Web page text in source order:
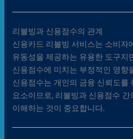
리볼빙과 신용점수의 관계
신용카드 리볼빙 서비스는 소비자
유동성을 제공하는 유용한 도구지
신용점수에 미치는 부정적인 영향
신용점수는 개인의 금융 신뢰도를
요소이므로, 리볼빙과 신용점수
이해하는 것이 중요합니다.